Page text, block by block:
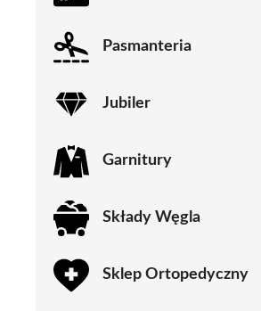
Pasmanteria
Jubiler
Garnitury
Składy Węgla
Sklep Ortopedyczny